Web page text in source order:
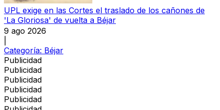
UPL exige en las Cortes el traslado de los cañones de
'La Gloriosa' de vuelta a Béjar
9 ago 2026
Categoría: Béjar
Publicidad
Publicidad
Publicidad
Publicidad
Publicidad